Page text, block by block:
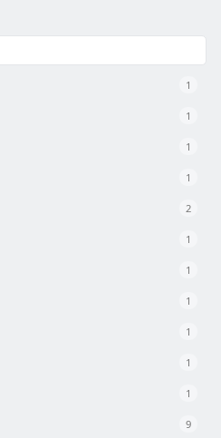
1
1
1
1
2
1
1
1
1
1
1
9